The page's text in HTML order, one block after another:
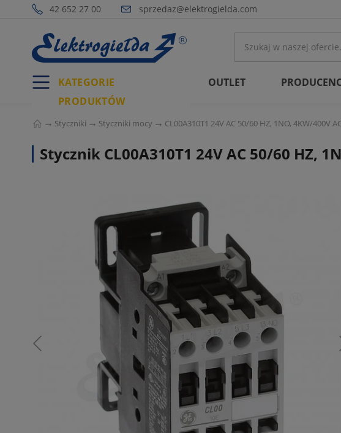
42 652 27 00 sprzedaz@elektrogielda.com
KATEGORIE
PRODUKTÓW
OUTLET
Styczniki Styczniki mocy CL00A310T1 24V AC 50/60 HZ, 1NO, 4KW/400V
Stycznik CL00A310T1 24V AC 50/60 HZ,